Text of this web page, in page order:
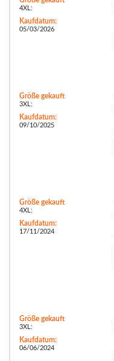
4XL:
Kaufdatum:
05/03/2026
Größe gekauft
3XL:
Kaufdatum:
09/10/2025
Größe gekauft
4XL:
Kaufdatum:
17/11/2024
Größe gekauft
3XL:
Kaufdatum:
06/06/2024